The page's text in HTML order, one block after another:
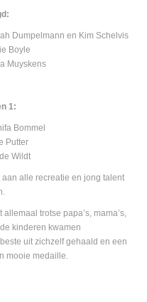
en Kim Schelvis
1:
Wildt
alle recreatie en jong talent
trotse papa’s, mama’s,
kinderen kwamen
uit zichzelf gehaald en een
mooie medaille.